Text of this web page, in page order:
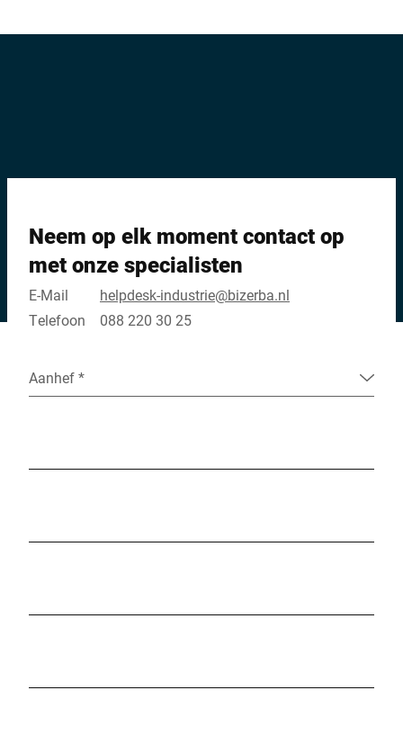
roestvast staal of non-
Neem op elk moment contact op
met onze specialisten
E-Mail
helpdesk-industrie@bizerba.nl
Telefoon
088 220 30 25
Aanhef *